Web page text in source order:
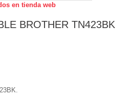
en tienda web
BROTHER TN423BK